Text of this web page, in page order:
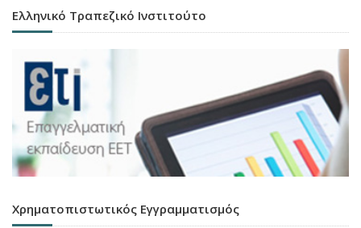
Ελληνικό Τραπεζικό Ινστιτούτο
Χρηματοπιστωτικός Εγγραμματισμός